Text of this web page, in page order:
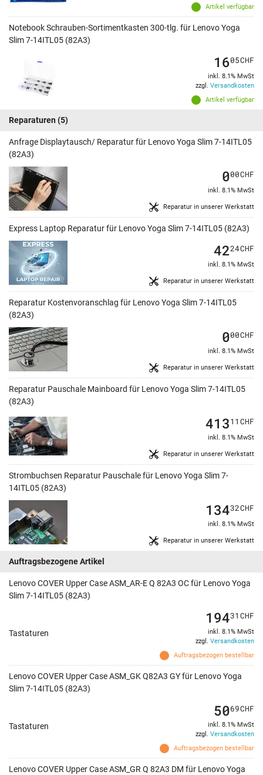
Artikel verfügbar
Notebook Schrauben-Sortimentkasten 300-tlg. für Lenovo Yoga
Slim 7-14ITL05 (82A3)
Artikel verfügbar
1605CHF
inkl. 8.1% MwSt
zzgl. Versandkosten
Reparaturen (5)
Anfrage Displaytausch/ Reparatur für Lenovo Yoga Slim 7-14ITL05
(82A3)
Reparatur in unserer Werkstatt
000CHF
inkl. 8.1% MwSt
Express Laptop Reparatur für Lenovo Yoga Slim 7-14ITL05 (82A3)
Reparatur in unserer Werkstatt
4224CHF
inkl. 8.1% MwSt
Reparatur Kostenvoranschlag für Lenovo Yoga Slim 7-14ITL05
(82A3)
Reparatur in unserer Werkstatt
000CHF
inkl. 8.1% MwSt
Reparatur Pauschale Mainboard für Lenovo Yoga Slim 7-14ITL05
(82A3)
Reparatur in unserer Werkstatt
41311 CHF
inkl. 8.1% MwSt
Strombuchsen Reparatur Pauschale für Lenovo Yoga Slim 7-
14ITL05 (82A3)
Reparatur in unserer Werkstatt
13432CHF
inkl. 8.1% MwSt
Auftragsbezogene Artikel
Lenovo COVER Upper Case ASM_AR-E Q 82A3 OC für Lenovo Yoga
Slim 7-14ITL05 (82A3)
Tastaturen
Auftragsbezogen bestellbar
19431 CHF
inkl. 8.1% MwSt
zzgl. Versandkosten
Lenovo COVER Upper Case ASM_GK Q82A3 GY für Lenovo Yoga
Slim 7-14ITL05 (82A3)
Tastaturen
Auftragsbezogen bestellbar
5069CHF
inkl. 8.1% MwSt
zzgl. Versandkosten
Lenovo COVER Upper Case ASM_GR Q 82A3 DM für Lenovo Yoga